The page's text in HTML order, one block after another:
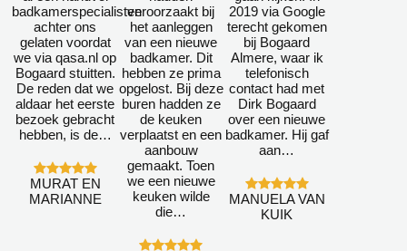
badkamerspecialisten
achter ons
gelaten voordat
we via qasa.nl op
Bogaard stuitten.
De reden dat we
aldaar het eerste
bezoek gebracht
hebben, is de…
MURAT EN
MARIANNE
veroorzaakt bij
het aanleggen
van een nieuwe
badkamer. Dit
hebben ze prima
opgelost. Bij deze
buren hadden ze
de keuken
verplaatst en een
aanbouw
gemaakt. Toen
we een nieuwe
keuken wilde
die…
2019 via Google
terecht gekomen
bij Bogaard
Almere, waar ik
telefonisch
contact had met
Dirk Bogaard
over een nieuwe
badkamer. Hij gaf
aan…
MANUELA VAN
KUIK